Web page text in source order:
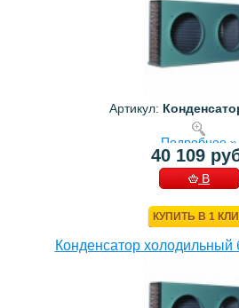
Артикул:
Подробнее »
40 109
В
КУПИТЬ В 1
Конденсатор холодильный